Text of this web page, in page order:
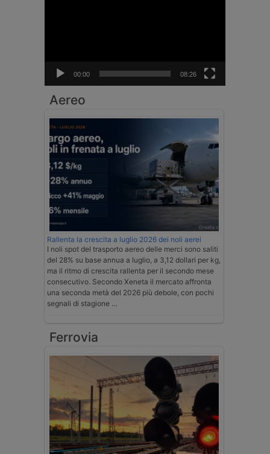
00:00 08:26
Aereo
Rallenta la crescita a luglio 2026 dei noli aerei
I noli spot del trasporto aereo delle merci sono saliti
del 28% su base annua a luglio, a 3,12 dollari per kg,
ma il ritmo di crescita rallenta per il secondo mese
consecutivo. Secondo Xeneta il mercato affronta
una seconda metà del 2026 più debole, con pochi
segnali di stagione …
Ferrovia